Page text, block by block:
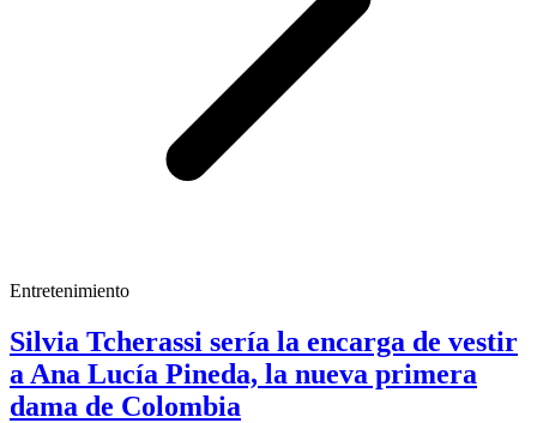
Entretenimiento
Silvia Tcherassi sería la encarga de vestir
a Ana Lucía Pineda, la nueva primera
dama de Colombia